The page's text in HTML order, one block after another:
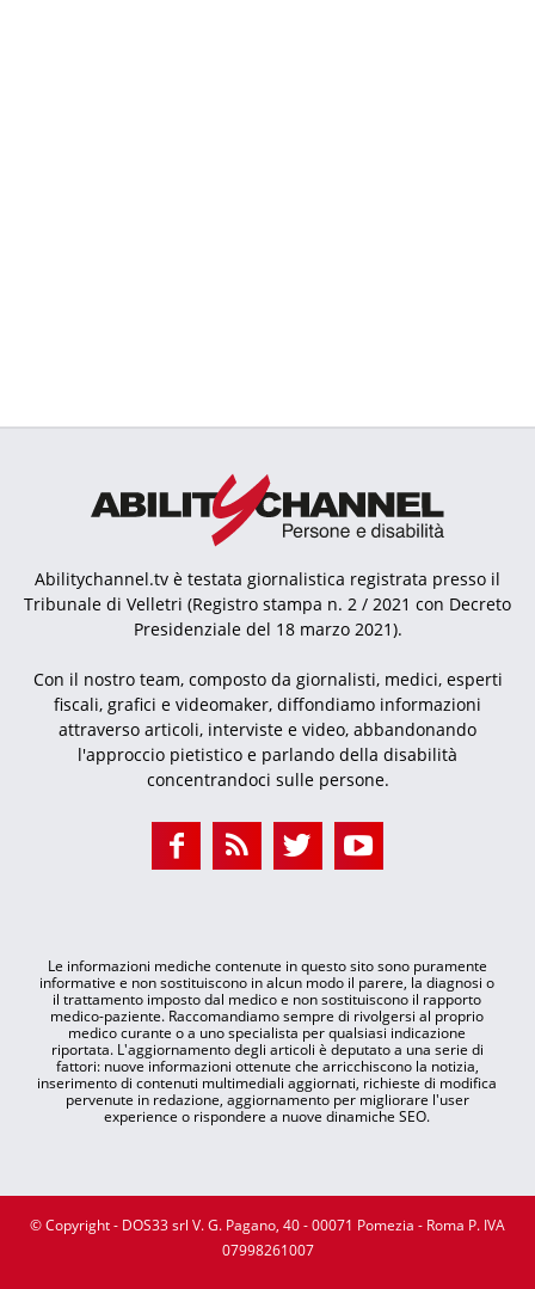
Abilitychannel.tv è testata giornalistica registrata presso il
Tribunale di Velletri (Registro stampa n. 2 / 2021 con Decreto
Presidenziale del 18 marzo 2021).
Con il nostro team, composto da giornalisti, medici, esperti
fiscali, grafici e videomaker, diffondiamo informazioni
attraverso articoli, interviste e video, abbandonando
l'approccio pietistico e parlando della disabilità
concentrandoci sulle persone.
Le informazioni mediche contenute in questo sito sono puramente
informative e non sostituiscono in alcun modo il parere, la diagnosi o
il trattamento imposto dal medico e non sostituiscono il rapporto
medico-paziente. Raccomandiamo sempre di rivolgersi al proprio
medico curante o a uno specialista per qualsiasi indicazione
riportata. L'aggiornamento degli articoli è deputato a una serie di
fattori: nuove informazioni ottenute che arricchiscono la notizia,
inserimento di contenuti multimediali aggiornati, richieste di modifica
pervenute in redazione, aggiornamento per migliorare l'user
experience o rispondere a nuove dinamiche SEO.
© Copyright - DOS33 srl V. G. Pagano, 40 - 00071 Pomezia - Roma P. IVA
07998261007